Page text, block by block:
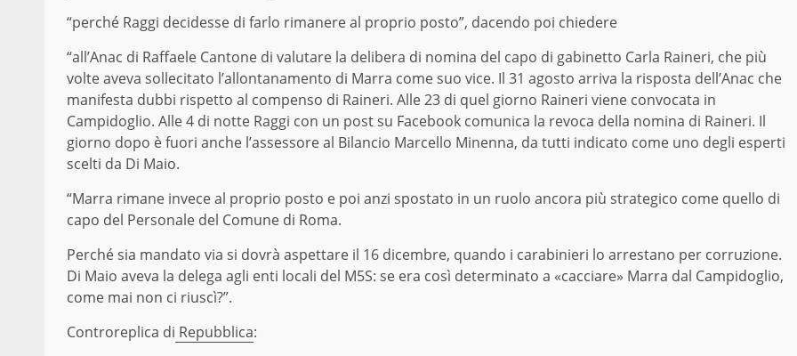
“perché Raggi decidesse di farlo rimanere al proprio posto”, dacendo poi chiedere
“all’Anac di Raffaele Cantone di valutare la delibera di nomina del capo di gabinetto Carla Raineri, che più
volte aveva sollecitato l’allontanamento di Marra come suo vice. Il 31 agosto arriva la risposta dell’Anac che
manifesta dubbi rispetto al compenso di Raineri. Alle 23 di quel giorno Raineri viene convocata in
Campidoglio. Alle 4 di notte Raggi con un post su Facebook comunica la revoca della nomina di Raineri. Il
giorno dopo è fuori anche l’assessore al Bilancio Marcello Minenna, da tutti indicato come uno degli esperti
scelti da Di Maio.
“Marra rimane invece al proprio posto e poi anzi spostato in un ruolo ancora più strategico come quello di
capo del Personale del Comune di Roma.
Perché sia mandato via si dovrà aspettare il 16 dicembre, quando i carabinieri lo arrestano per corruzione.
Di Maio aveva la delega agli enti locali del M5S: se era così determinato a «cacciare» Marra dal Campidoglio,
come mai non ci riuscì?”.
Controreplica di Repubblica: